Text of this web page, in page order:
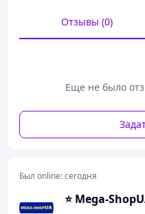
уникальных карточек,
культового сериала. Эти
1. Высокое качество
Карточки изготовлены
стильным.
2. Детализация
Отзывы (0)
Еще не было
Был online:сегодня
⭐️ Mega-